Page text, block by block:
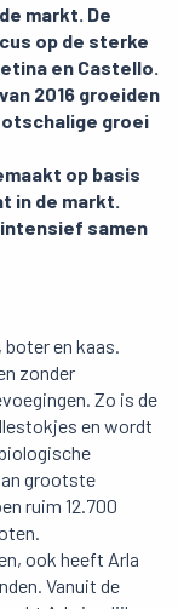
markt. De
op de sterke
en Castello.
2016 groeiden
groei
op basis
in de markt.
samen
en kaas.
zonder
Zo is de
en wordt
grootste
ruim 12.700
ook heeft Arla
Vanuit de